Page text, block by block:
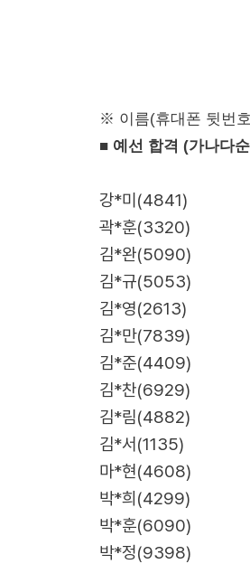
※ 이름(휴대폰 뒷번
■ 예선 합격 (가나다
강*미(4841)
곽*훈(3320)
김*완(5090)
김*규(5053)
김*영(2613)
김*만(7839)
김*준(4409)
김*찬(6929)
김*림(4882)
김*서(1135)
마*현(4608)
박*희(4299)
박*훈(6090)
박*정(9398)